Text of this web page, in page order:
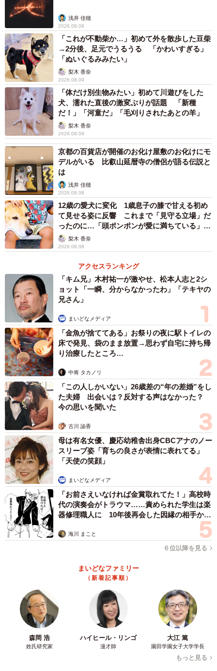
浅井 佳穂
2026.08.09
「これが不動柴か…」初めて外を散歩した豆柴
→2分後、足元でうるうる 「かわいすぎる」
「ぬいぐるみみたい」
梨木 香奈
2026.08.09
「体だけ別生物みたい」初めて川遊びをした
犬、濡れた直後の激変ぶりが話題 「新種
だ！」「河童だ」「毛刈りされたあとの羊」
梨木 香奈
2026.08.09
京都の百貨店が開催のお化け屋敷のお化けにモ
デルがいる 比叡山延暦寺の僧侶が語る伝説と
は
浅井 佳穂
2026.08.08
12歳の愛犬に変化 1歳息子の膝で甘える初め
て見せる姿に反響 これまで「見守る立場」だ
ったのに…「頭ポンポンが愛に満ちている」
「尊…」
梨木 香奈
2026.08.08
アクセスランキング
「キム兄」木村祐一が激やせ、松本人志と2シ
ョット「一瞬、分からなかったわ」「テキヤの
兄さん」
まいどなメディア
「金魚が捨ててある」お祭りの夜に駅トイレの
床で発見、袋のまま放置→思わず自宅に持ち帰
り治療したところ…
中将 タカノリ
「この人しかいない」26歳差の“年の差婚”をし
た夫婦 出会いは？反対する声はなかった？
今の思いを聞いた
古川 諭香
母は有名女優、慶応幼稚舎出身CBCアナのノー
スリーブ姿「育ちの良さが表情に表れてる」
「天使の笑顔」
まいどなメディア
「お前さえいなければ金賞取れてた！」高校時
代の演奏会がトラウマ……責められた学生は楽
器修理職人に 10年後再会した因縁の相手から
海川 まこと
６位以降を見る
まいどなファミリー
（新着記事順）
森岡 浩
姓氏研究家
ハイヒール・リンゴ
漫才師
大江 篤
園田学園女子大学学長
もっと見る